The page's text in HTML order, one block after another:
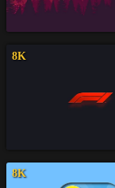
8K
8K